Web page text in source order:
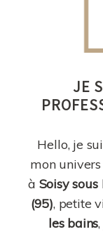
JE
Hello, je
mon
à Soisy
(95), petite
les bains